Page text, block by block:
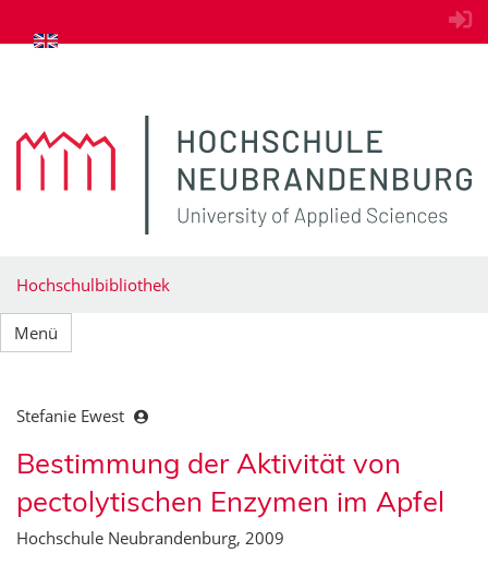
zum Inhalt springen
Hochschulbibliothek
Menü
Stefanie Ewest
Bestimmung der Aktivität von
pectolytischen Enzymen im Apfel
Hochschule Neubrandenburg, 2009